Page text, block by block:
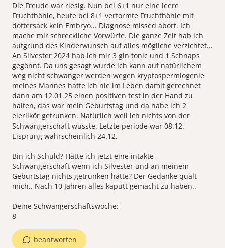
Die Freude war riesig. Nun bei 6+1 nur eine leere
Fruchthöhle, heute bei 8+1 verformte Fruchthöhle mit
dottersack kein Embryo... Diagnose missed abort. Ich
mache mir schreckliche Vorwürfe. Die ganze Zeit hab ich
aufgrund des Kinderwunsch auf alles mögliche verzichtet...
An Silvester 2024 hab ich mir 3 gin tonic und 1 Schnaps
gegönnt. Da uns gesagt wurde ich kann auf natürlichem
weg nicht schwanger werden wegen kryptospermiogenie
meines Mannes hatte ich nie im Leben damit gerechnet
dann am 12.01.25 einen positiven test in der Hand zu
halten, das war mein Geburtstag und da habe ich 2
eierlikör getrunken. Natürlich weil ich nichts von der
Schwangerschaft wusste. Letzte periode war 08.12.
Eisprung wahrscheinlich 24.12.
Bin ich Schuld? Hätte ich jetzt eine intakte
Schwangerschaft wenn ich Silvester und an meinem
Geburtstag nichts getrunken hätte? Der Gedanke quält
mich.. Nach 10 Jahren alles kaputt gemacht zu haben..
Deine Schwangerschaftswoche:
beantworten